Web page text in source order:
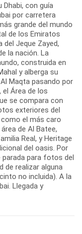
Dhabi, con guía
por carretera
grande del mundo
de los Emiratos
del Jeque Zayed,
la nación. La
construida en
y alberga su
Maqta pasando por
el Área de los
se compara con
exteriores del
el más caro
de Al Batee,
Real, y Heritage
del oasis. Por
parada para fotos del
de realizar alguna
no incluida). A la
Llegada y